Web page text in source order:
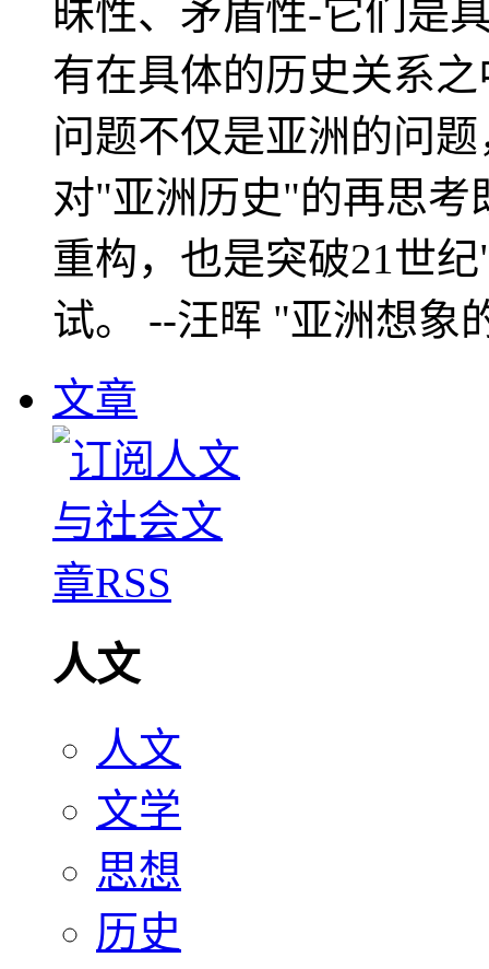
昧性、矛盾性-它们是
有在具体的历史关系
问题不仅是亚洲的问
对"亚洲历史"的再思考
重构，也是突破21世
试。 --汪晖 "亚洲想象
文章
人文
人文
文学
思想
历史